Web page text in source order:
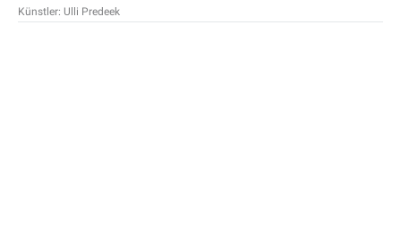
Künstler: Ulli Predeek